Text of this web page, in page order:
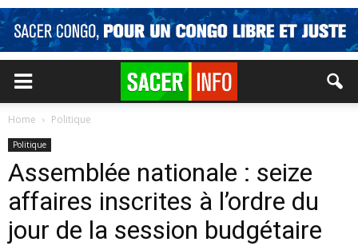
Home Politique
Politique
Assemblée nationale : seize
affaires inscrites à l’ordre du
jour de la session budgétaire